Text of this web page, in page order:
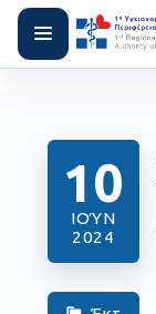
10
ΙΟΎΝ
2024